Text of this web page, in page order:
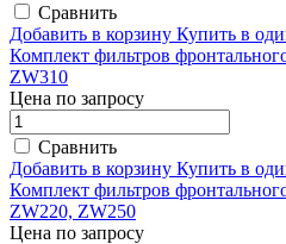
Сравнить
Добавить в корзину Купить в
Комплект фильтров
ZW310
Цена по запросу
Сравнить
Добавить в корзину Купить в
Комплект фильтров
ZW220, ZW250
Цена по запросу